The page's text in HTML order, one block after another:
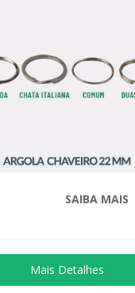
+ DETALHES
SAIBA MAIS
Mais Detalhes